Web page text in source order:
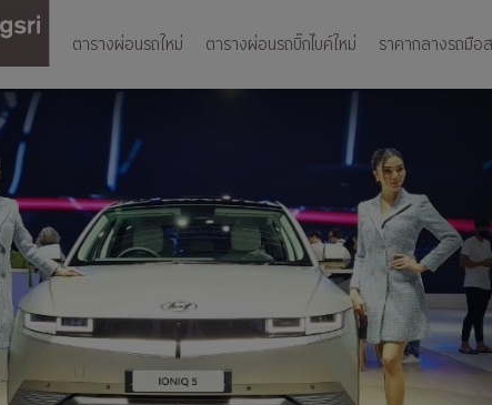
ตารางผ่อนรถใหม่ ตารางผ่อนรถบิ๊กไบค์ใหม่ ราคากลางรถมือ